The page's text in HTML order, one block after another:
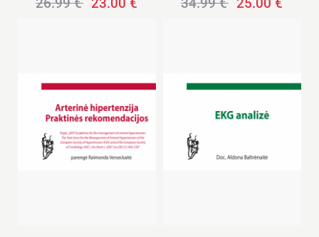
26.99€ 23.00 € 34.99€ 25.00 €